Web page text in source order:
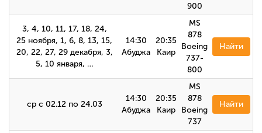
900
3, 4, 10, 11, 17, 18, 24,
25 ноября, 1, 6, 8, 13, 15,
20, 22, 27, 29 декабря, 3,
5, 10 января, …
14:30
Абуджа
20:35
Каир
MS
878
Boeing
737-
800
Найти
ср с 02.12 по 24.03
14:30
Абуджа
20:35
Каир
MS
878
Boeing
737
Найти